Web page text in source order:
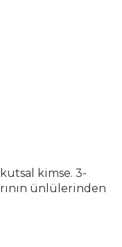
kimse. 3-
ünlülerinden